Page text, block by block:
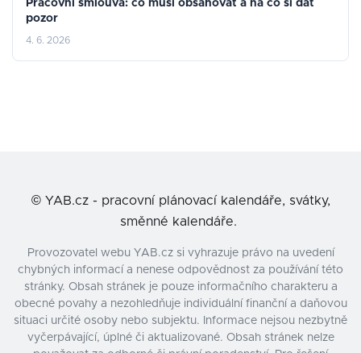
Pracovní smlouva: co musí obsahovat a na co si dát
pozor
4. 6. 2026
© YAB.cz - pracovní plánovací kalendáře, svátky,
směnné kalendáře.
Provozovatel webu YAB.cz si vyhrazuje právo na uvedení
chybných informací a nenese odpovědnost za používání této
stránky. Obsah stránek je pouze informačního charakteru a
obecné povahy a nezohledňuje individuální finanční a daňovou
situaci určité osoby nebo subjektu. Informace nejsou nezbytně
vyčerpávající, úplné či aktualizované. Obsah stránek nelze